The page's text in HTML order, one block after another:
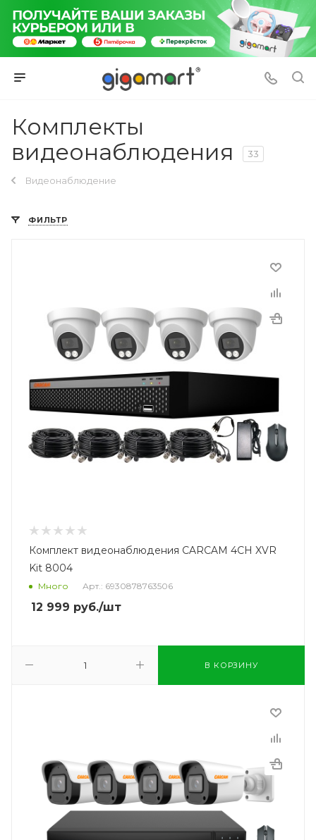
Комплекты
видеонаблюдения
33
Видеонаблюдение
ФИЛЬТР
Комплект видеонаблюдения CARCAM 4CH XVR
Kit 8004
Много Арт.: 6930878763506
12 999 руб./шт
В КОРЗИНУ